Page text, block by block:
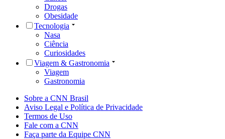
Drogas
Obesidade
Tecnologia
Nasa
Ciência
Curiosidades
Viagem & Gastronomia
Viagem
Gastronomia
Sobre a CNN Brasil
Aviso Legal e Política de Privacidade
Termos de Uso
Fale com a CNN
Faça parte da Equipe CNN